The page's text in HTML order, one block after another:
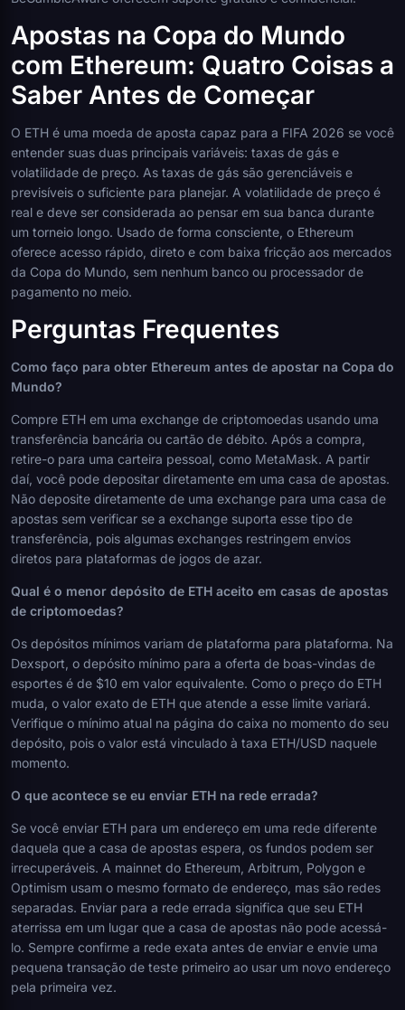
Apostas na Copa do Mundo
com Ethereum: Quatro Coisas a
Saber Antes de Começar
O ETH é uma moeda de aposta capaz para a FIFA 2026 se você
entender suas duas principais variáveis: taxas de gás e
volatilidade de preço. As taxas de gás são gerenciáveis e
previsíveis o suficiente para planejar. A volatilidade de preço é
real e deve ser considerada ao pensar em sua banca durante
um torneio longo. Usado de forma consciente, o Ethereum
oferece acesso rápido, direto e com baixa fricção aos mercados
da Copa do Mundo, sem nenhum banco ou processador de
pagamento no meio.
Perguntas Frequentes
Como faço para obter Ethereum antes de apostar na Copa do
Mundo?
Compre ETH em uma exchange de criptomoedas usando uma
transferência bancária ou cartão de débito. Após a compra,
retire-o para uma carteira pessoal, como MetaMask. A partir
daí, você pode depositar diretamente em uma casa de apostas.
Não deposite diretamente de uma exchange para uma casa de
apostas sem verificar se a exchange suporta esse tipo de
transferência, pois algumas exchanges restringem envios
diretos para plataformas de jogos de azar.
Qual é o menor depósito de ETH aceito em casas de apostas
de criptomoedas?
Os depósitos mínimos variam de plataforma para plataforma. Na
Dexsport, o depósito mínimo para a oferta de boas-vindas de
esportes é de $10 em valor equivalente. Como o preço do ETH
muda, o valor exato de ETH que atende a esse limite variará.
Verifique o mínimo atual na página do caixa no momento do seu
depósito, pois o valor está vinculado à taxa ETH/USD naquele
momento.
O que acontece se eu enviar ETH na rede errada?
Se você enviar ETH para um endereço em uma rede diferente
daquela que a casa de apostas espera, os fundos podem ser
irrecuperáveis. A mainnet do Ethereum, Arbitrum, Polygon e
Optimism usam o mesmo formato de endereço, mas são redes
separadas. Enviar para a rede errada significa que seu ETH
aterrissa em um lugar que a casa de apostas não pode acessá-
lo. Sempre confirme a rede exata antes de enviar e envie uma
pequena transação de teste primeiro ao usar um novo endereço
pela primeira vez.